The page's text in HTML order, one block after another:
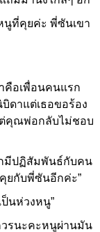
ที่คุยค่ะ พี่ซันเขา
อเพื่อนคนแรก
ดาแต่เธอขอร้อง
ต่คุณพ่อกลับไม่ชอบ
มีปฏิสัมพันธ์กับคน
ยกับพี่ซันอีกค่ะ”
นห่วงหนู”
รนะคะหนูผ่านมัน